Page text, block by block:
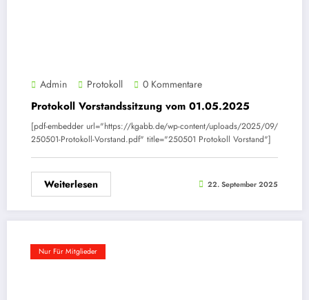
Admin Protokoll 0 Kommentare
Protokoll Vorstandssitzung vom 01.05.2025
[pdf-embedder url="https://kgabb.de/wp-content/uploads/2025/09/
250501-Protokoll-Vorstand.pdf" title="250501 Protokoll Vorstand"]
Weiterlesen 22. September 2025
Nur Für Mitglieder